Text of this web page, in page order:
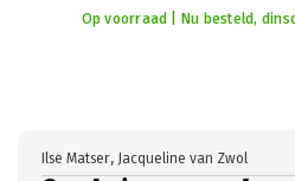
Op voorraad | Nu besteld,
Ilse Matser, Jacqueline van Zwol